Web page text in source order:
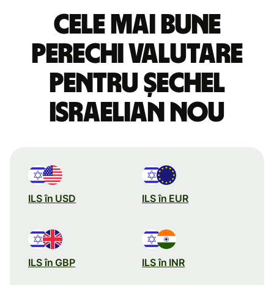
Cele mai bune
perechi valutare
pentru șechel
israelian nou
ILS în USD ILS în EUR
ILS în GBP ILS în INR